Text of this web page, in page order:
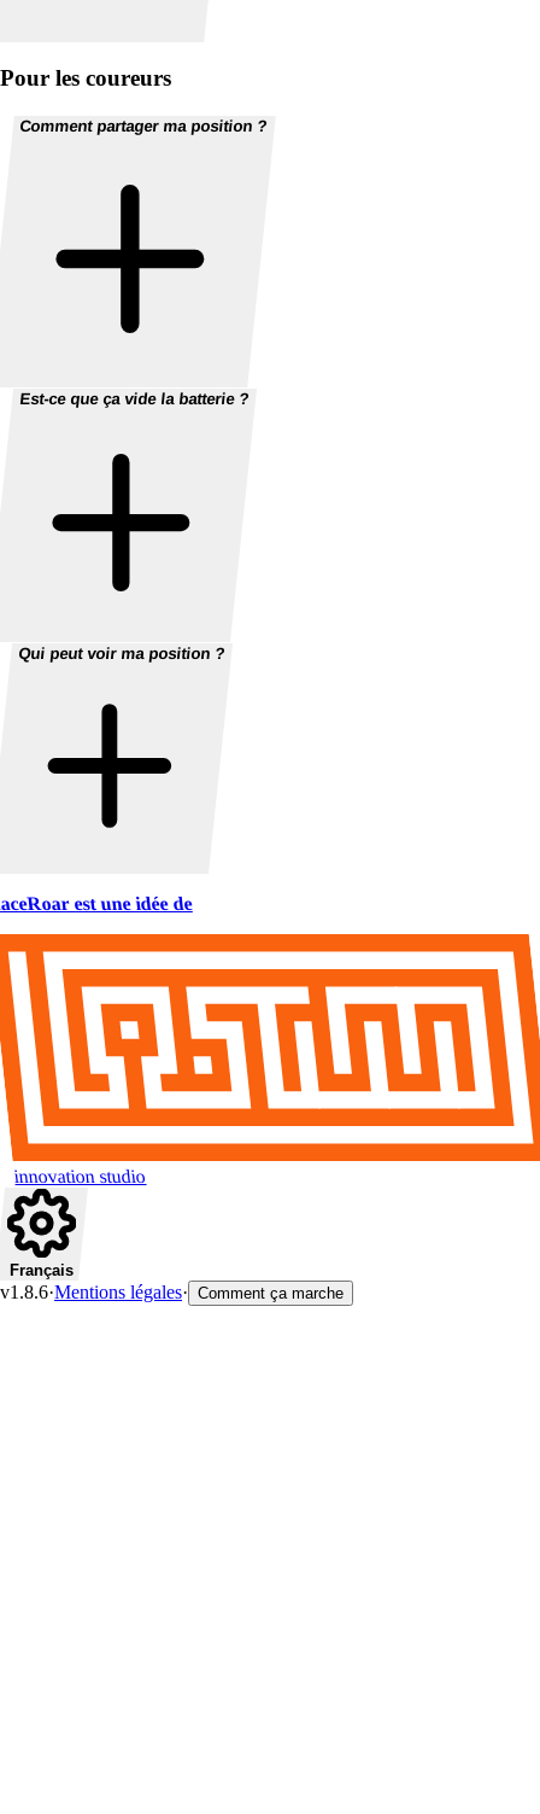
Pour les coureurs
Comment partager ma position ?
Est-ce que ça vide la batterie ?
Qui peut voir ma position ?
est une idée de
innovation studio
Français
v1.8.6·Mentions légales· Comment ça marche